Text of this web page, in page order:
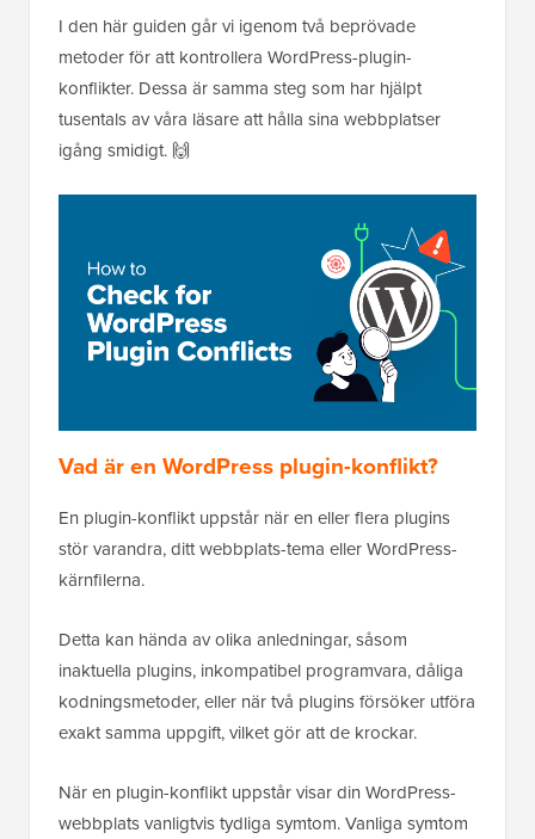
I den här guiden går vi igenom två beprövade
metoder för att kontrollera WordPress-plugin-
konflikter. Dessa är samma steg som har hjälpt
tusentals av våra läsare att hålla sina webbplatser
igång smidigt. 🙌
Vad är en WordPress plugin-konflikt?
En plugin-konflikt uppstår när en eller flera plugins
stör varandra, ditt webbplats-tema eller WordPress-
kärnfilerna.
Detta kan hända av olika anledningar, såsom
inaktuella plugins, inkompatibel programvara, dåliga
kodningsmetoder, eller när två plugins försöker utföra
exakt samma uppgift, vilket gör att de krockar.
När en plugin-konflikt uppstår visar din WordPress-
webbplats vanligtvis tydliga symtom. Vanliga symtom